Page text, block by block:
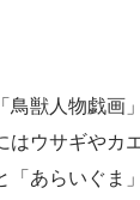
鳥獣人物戯画
ウサギやカ
「あらいぐま